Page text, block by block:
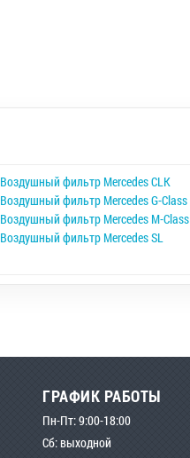
Воздушный фильтр Mercedes CLK
Воздушный фильтр Mercedes G-Class
Воздушный фильтр Mercedes M-Class
Воздушный фильтр Mercedes SL
ГРАФИК РАБОТЫ
Пн-Пт: 9:00-18:00
Сб: выходной